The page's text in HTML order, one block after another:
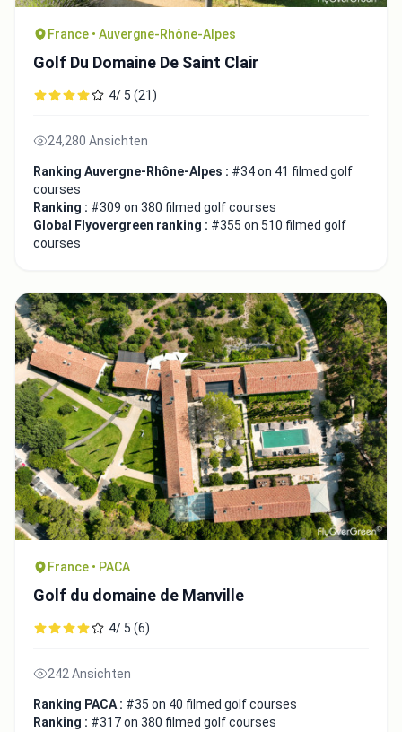
France • Auvergne-Rhône-Alpes
Golf Du Domaine De Saint Clair
4/ 5 (21)
24,280 Ansichten
Ranking Auvergne-Rhône-Alpes : #34 on 41 filmed golf
courses
Ranking : #309 on 380 filmed golf courses
Global Flyovergreen ranking : #355 on 510 filmed golf
courses
France • PACA
Golf du domaine de Manville
4/ 5 (6)
242 Ansichten
Ranking PACA : #35 on 40 filmed golf courses
Ranking : #317 on 380 filmed golf courses